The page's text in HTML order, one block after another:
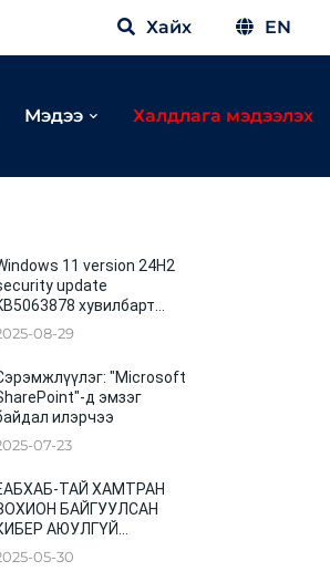
Хайх EN
Мэдээ Халдлага мэдээлэх
11 version 24H2
update
хувилбарт
алдаа илэрч
08-29
"Microsoft
д эмзэг
илэрчээ
07-23
ТАЙ ХАМТРАН
БАЙГУУЛСАН
АЮУЛГҮЙ
ИТГЭЛЦЛИЙГ
05-30